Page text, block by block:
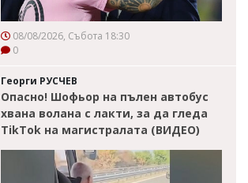
08/08/2026, Събота 18:30
0
Георги РУСЧЕВ
Опасно! Шофьор на пълен автобус
хвана волана с лакти, за да гледа
TikTok на магистралата (ВИДЕО)